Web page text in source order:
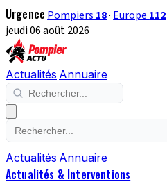
Urgence Pompiers 18· Europe 112
jeudi 06 août 2026
Actualités Annuaire
Actualités Annuaire
Actualités & Interventions